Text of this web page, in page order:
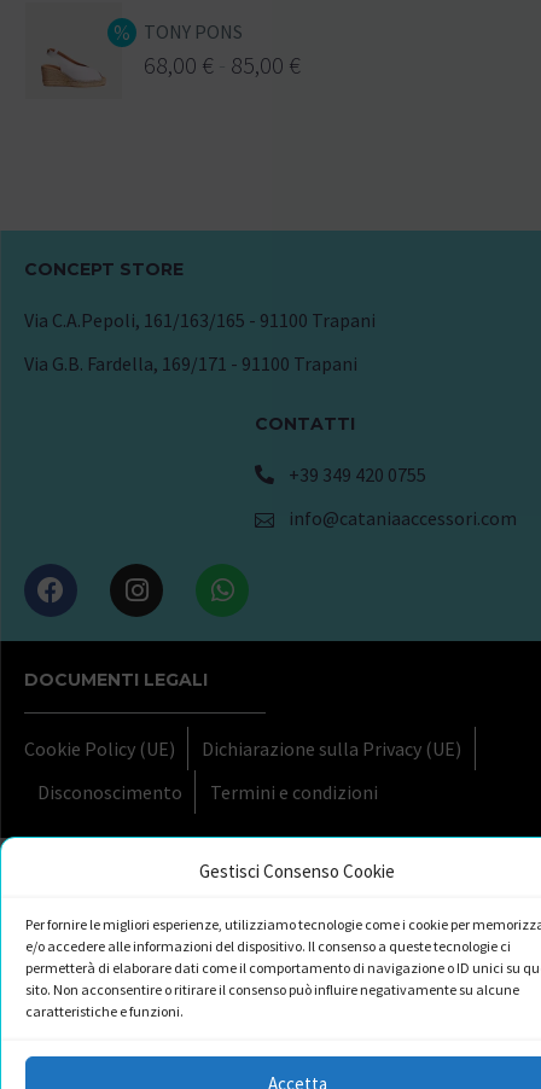
Gestisci Consenso Cookie
Per fornire le migliori esperienze, utilizziamo tecnologie come i cookie per
e/o accedere alle informazioni del dispositivo. Il consenso a queste tecnologie ci
permetterà di elaborare dati come il comportamento di navigazione o ID unici su
sito. Non acconsentire o ritirare il consenso può influire negativamente su alcune
caratteristiche e funzioni.
Accetta
TONY PONS
68,00 € 85,00 €
CONCEPT STORE
Via C.A.Pepoli, 161/163/165 - 91100 Trapani
Via G.B. Fardella, 169/171 - 91100 Trapani
CONTATTI
+39 349 420 0755
info@cataniaaccessori.com
DOCUMENTI LEGALI
Cookie Policy (UE)
Dichiarazione sulla Privacy (UE)
Disconoscimento
Termini e condizioni